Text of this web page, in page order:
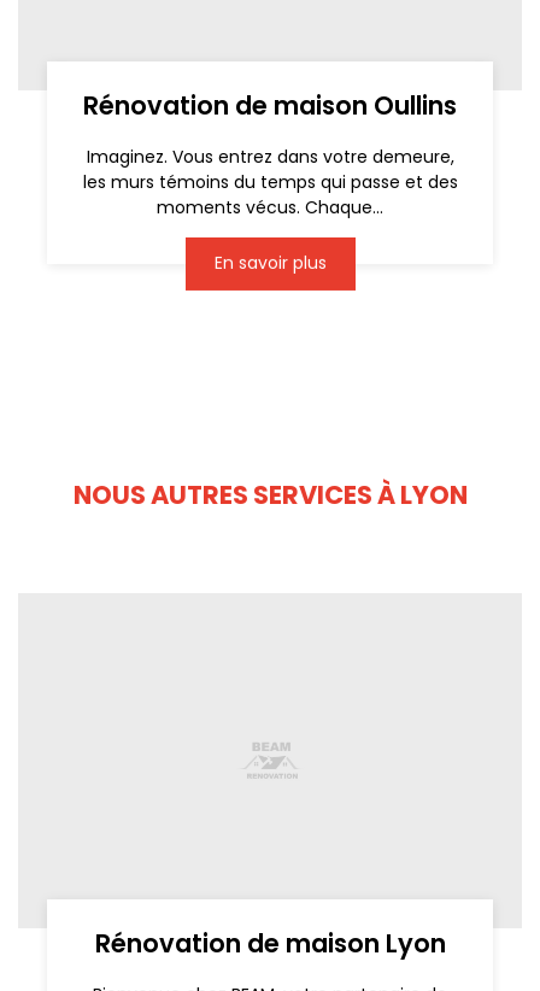
Rénovation de maison Oullins
Imaginez. Vous entrez dans votre demeure,
les murs témoins du temps qui passe et des
moments vécus. Chaque...
En savoir plus
NOUS AUTRES SERVICES À LYON
Rénovation de maison Lyon